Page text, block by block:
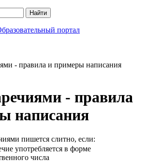
Найти
портал
- правила и примеры написания
- правила
написания
пишется слитно, если:
употребляется в форме
числа